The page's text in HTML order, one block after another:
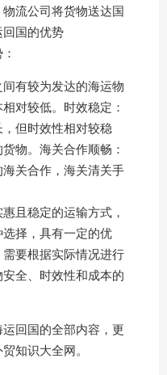
流公司将货物送达国
国的优势
有较为发达的海运物
对较低。时效稳定：
但时效性相对较稳
物。海关合作顺畅：
关合作，海关清关手
且稳定的运输方式，
择，具有一定的优
要根据实际情况进行
全、时效性和成本的
回国的全部内容，更
知识大全网。